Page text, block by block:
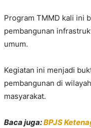
Program TMMD kali ini
pembangunan
umum.
Kegiatan ini menjadi
pembangunan di
masyarakat.
Baca juga:BPJS